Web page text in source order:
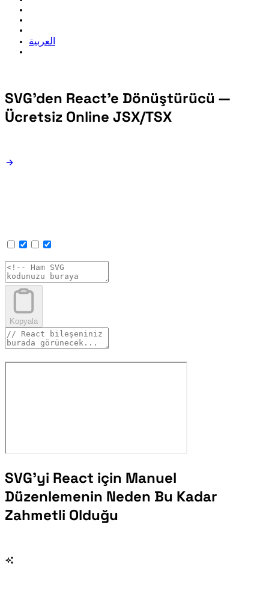
العربية
SVG'den React'e Dönüştürücü —
Ücretsiz Online JSX/TSX
Kopyala
SVG'yi React için Manuel
Düzenlemenin Neden Bu Kadar
Zahmetli Olduğu